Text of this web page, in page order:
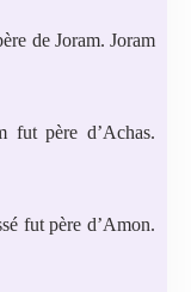
de Joram. Joram
fut père d’Achas.
fut père d’Amon.